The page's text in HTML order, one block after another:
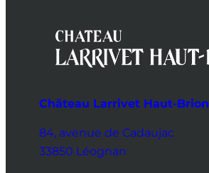
Château Larrivet Haut-Brion
84, avenue de Cadaujac
33850 Léognan